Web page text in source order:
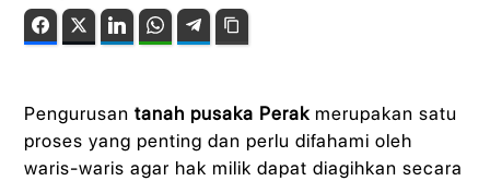
FacebookTwitter LinkedIn WhatsAppTelegram
Pengurusantanah pusaka Perak merupakan satu
proses yang penting dan perlu difahami oleh
waris-waris agar hak milik dapat diagihkan secara